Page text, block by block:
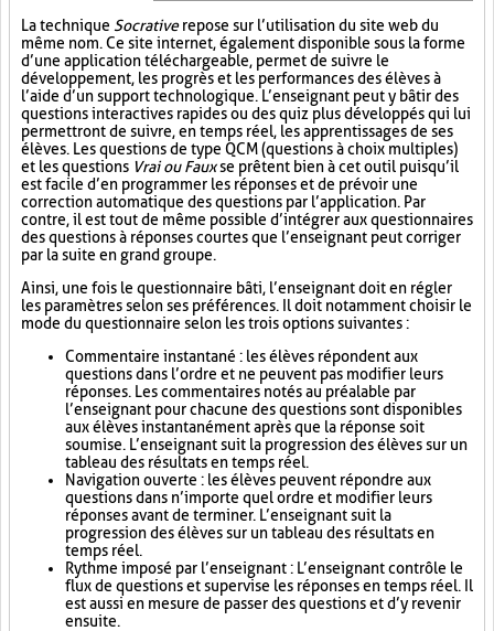
La technique Socrativerepose sur l’utilisation du site web du
même nom. Ce site internet, également disponible sous la forme
d’une application téléchargeable, permet de suivre le
développement, les progrès et les performances des élèves à
l’aide d’un support technologique. L’enseignant peut y bâtir des
questions interactives rapides ou des quiz plus développés qui lui
permettront de suivre, en temps réel, les apprentissages de ses
élèves. Les questions de type QCM (questions à choix multiples)
et les questions Vrai ou Fauxse prêtent bien à cet outil puisqu’il
est facile d’en programmer les réponses et de prévoir une
correction automatique des questions par l’application. Par
contre, il est tout de même possible d’intégrer aux questionnaires
des questions à réponses courtes que l’enseignant peut corriger
par la suite en grand groupe.
Ainsi, une fois le questionnaire bâti, l’enseignant doit en régler
les paramètres selon ses préférences. Il doit notamment choisir le
mode du questionnaire selon les trois options suivantes :
Commentaire instantané : les élèves répondent aux
questions dans l’ordre et ne peuvent pas modifier leurs
réponses. Les commentaires notés au préalable par
l’enseignant pour chacune des questions sont disponibles
aux élèves instantanément après que la réponse soit
soumise. L’enseignant suit la progression des élèves sur un
tableau des résultats en temps réel.
Navigation ouverte : les élèves peuvent répondre aux
questions dans n’importe quel ordre et modifier leurs
réponses avant de terminer. L’enseignant suit la
progression des élèves sur un tableau des résultats en
temps réel.
Rythme imposé par l’enseignant : L’enseignant contrôle le
flux de questions et supervise les réponses en temps réel. Il
est aussi en mesure de passer des questions et d’y revenir
ensuite.